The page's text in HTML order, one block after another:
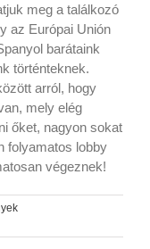
meg a találkozó
az Európai Unión
barátaink
történteknek.
arról, hogy
mely elég
őket, nagyon sokat
folyamatos lobby
végeznek!